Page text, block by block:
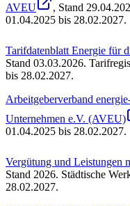
AVEU
, Stand
01.04.2025 bis 28.02.2027.
Tarifdatenblatt Energie für
Stand 03.03.2026.
bis 28.02.2027.
Arbeitgeberverband
Unternehmen e.V. (AVEU)
01.04.2025 bis 28.02.2027.
Vergütung und Leistungen
Stand 2026. Städtische
28.02.2027.